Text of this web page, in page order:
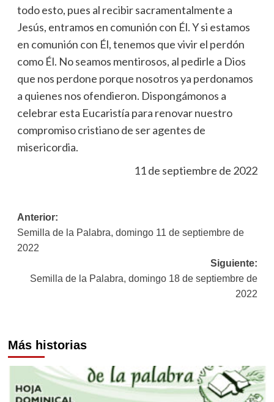
todo esto, pues al recibir sacramentalmente a
Jesús, entramos en comunión con Él. Y si estamos
en comunión con Él, tenemos que vivir el perdón
como Él. No seamos mentirosos, al pedirle a Dios
que nos perdone porque nosotros ya perdonamos
a quienes nos ofendieron. Dispongámonos a
celebrar esta Eucaristía para renovar nuestro
compromiso cristiano de ser agentes de
misericordia.
11 de septiembre de 2022
Navegación
de
Anterior:
Semilla de la Palabra, domingo 11 de septiembre de
2022
Siguiente:
Semilla de la Palabra, domingo 18 de septiembre de
2022
Más historias